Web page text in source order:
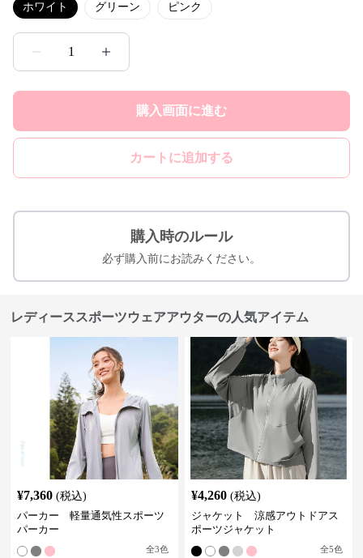
ホワイト グリーン ピンク
1
購入画面に進む
カートに追加する
購入時のルール
必ず購入前にお読みください。
レディーススポーツウェアアウターの人気アイテム
¥7,360 (税込)
パーカー 軽量通気性スポーツ
パーカー
全3色
¥4,260 (税込)
ジャケット 涼感アウトドアス
ポーツジャケット
全5色